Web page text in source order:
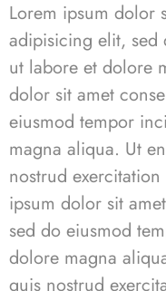
Lorem ipsum dolor
adipisicing elit,
ut labore et dolore
dolor sit amet
eiusmod tempor
magna aliqua. Ut
nostrud
ipsum dolor sit
sed do eiusmod
dolore magna
quis nostrud